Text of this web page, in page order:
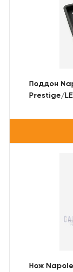
Поддон
Prestige/
Нож